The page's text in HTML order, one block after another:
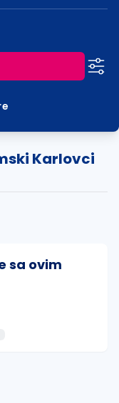
Karlovci
sa ovim